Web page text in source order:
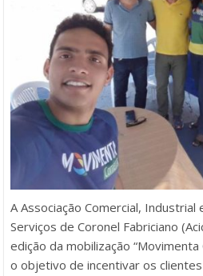
A Associação Comercial,
Serviços de Coronel Fabriciano
edição da mobilização
o objetivo de incentivar os